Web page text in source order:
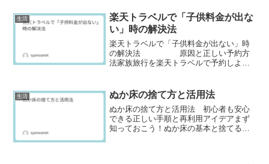
の貝を探して収穫するレジャーです。自
然の中で体を動かしながら、...
生活
楽天トラベルで「子供料金が出な
い」時の解決法
楽天トラベルで「子供料金が出ない」時
の解決法 原因と正しい予約方
法家族旅行を楽天トラベルで予約しよう
実はこのトラブル、設定や条件の違いに
よってよく起こることなん...
生活 ぬか床の捨て方と活用法
ぬか床の捨て方と活用法 初心者も安心
できる正しい手順と再利用アイデアまず
知っておこう！ぬか床の基本と捨てる判